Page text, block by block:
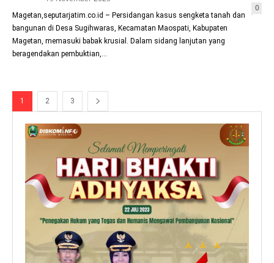
0
Magetan,seputarjatim.co.id – Persidangan kasus sengketa tanah dan
bangunan di Desa Sugihwaras, Kecamatan Maospati, Kabupaten
Magetan, memasuki babak krusial. Dalam sidang lanjutan yang
beragendakan pembuktian,...
1 2 3